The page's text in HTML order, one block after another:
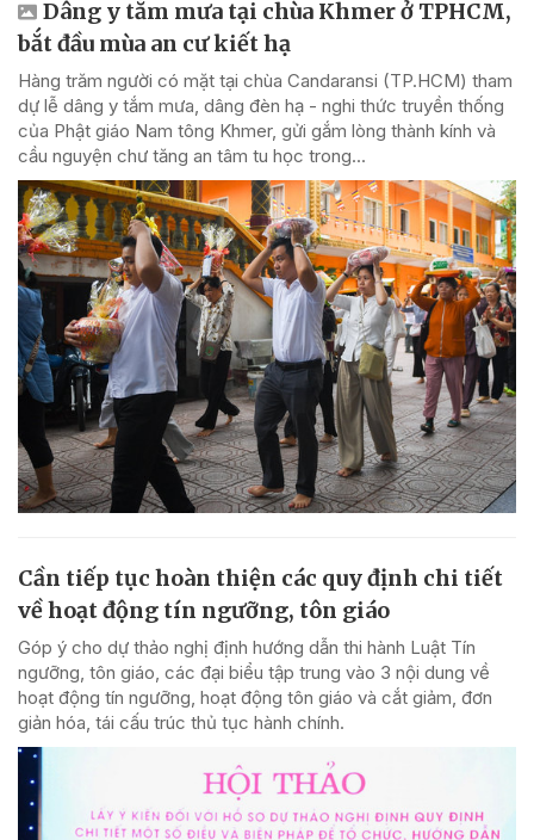
Dâng y tắm mưa tại chùa Khmer ở TPHCM,
bắt đầu mùa an cư kiết hạ
Hàng trăm người có mặt tại chùa Candaransi (TP.HCM) tham
dự lễ dâng y tắm mưa, dâng đèn hạ - nghi thức truyền thống
của Phật giáo Nam tông Khmer, gửi gắm lòng thành kính và
cầu nguyện chư tăng an tâm tu học trong...
Cần tiếp tục hoàn thiện các quy định chi tiết
về hoạt động tín ngưỡng, tôn giáo
Góp ý cho dự thảo nghị định hướng dẫn thi hành Luật Tín
ngưỡng, tôn giáo, các đại biểu tập trung vào 3 nội dung về
hoạt động tín ngưỡng, hoạt động tôn giáo và cắt giảm, đơn
giản hóa, tái cấu trúc thủ tục hành chính.